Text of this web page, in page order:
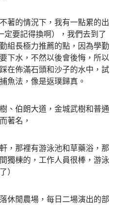
著的情況下，我有一點累的出
定要記得換啊），我們去到了
組長極力推薦的點，因為學勤
下水，不然以後會後悔，所以
在佈滿石頭和沙子的水中，試
魚法，像是返璞歸真。
、伯朗大道，金城武樹和普通
著名，
，那裡有游泳池和草藥浴，那
獨棟的，工作人員很棒，游泳
）
休閒農場，每日二場演出的部